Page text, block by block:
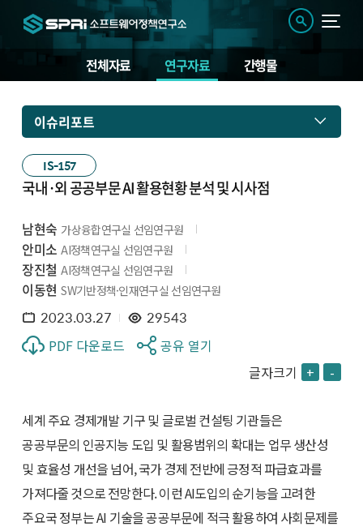
전체자료 연구자료 간행물
이슈리포트
IS-157
국내·외 공공부문 AI 활용현황 분석 및 시사점
남현숙 가상융합연구실 선임연구원
안미소 AI정책연구실 선임연구원
장진철 AI정책연구실 선임연구원
이동현 SW기반정책·인재연구실 선임연구원
2023.03.27 29543
PDF 다운로드
공유 열기
글자크기 + -
세계 주요 경제개발 기구 및 글로벌 컨설팅 기관들은
공공부문의 인공지능 도입 및 활용범위의 확대는 업무 생산성
및 효율성 개선을 넘어, 국가 경제 전반에 긍정적 파급효과를
가져다줄 것으로 전망한다. 이런 AI도입의 순기능을 고려한
주요국 정부는 AI 기술을 공공부문에 적극 활용하여 사회문제를